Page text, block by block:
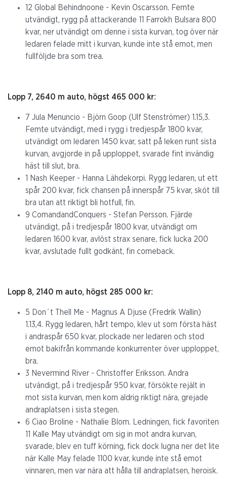
12 Global Behindnoone - Kevin Oscarsson. Femte
utvändigt, rygg på attackerande 11 Farrokh Bulsara 800
kvar, ner utvändigt om denne i sista kurvan, tog över när
ledaren felade mitt i kurvan, kunde inte stå emot, men
fullföljde bra som trea.
Lopp 7, 2640 m auto, högst 465 000 kr:
7 Jula Menuncio - Björn Goop (Ulf Stenströmer) 1.15,3.
Femte utvändigt, med i rygg i tredjespår 1800 kvar,
utvändigt om ledaren 1450 kvar, satt på leken runt sista
kurvan, avgjorde in på upploppet, svarade fint invändig
häst till slut, bra.
1 Nash Keeper - Hanna Lähdekorpi. Rygg ledaren, ut ett
spår 200 kvar, fick chansen på innerspår 75 kvar, sköt till
bra utan att riktigt bli hotfull, fin.
9 ComandandConquers - Stefan Persson. Fjärde
utvändigt, på i tredjespår 1800 kvar, utvändigt om
ledaren 1600 kvar, avlöst strax senare, fick lucka 200
kvar, avslutade fullt godkänt, fin comeback.
Lopp 8, 2140 m auto, högst 285 000 kr:
5 Don´t Thell Me - Magnus A Djuse (Fredrik Wallin)
1.13,4. Rygg ledaren, hårt tempo, klev ut som första häst
i andraspår 650 kvar, plockade ner ledaren och stod
emot bakifrån kommande konkurrenter över upploppet,
bra.
3 Nevermind River - Christoffer Eriksson. Andra
utvändigt, på i tredjespår 950 kvar, försökte rejält in
mot sista kurvan, men kom aldrig riktigt nära, grejade
andraplatsen i sista stegen.
6 Ciao Broline - Nathalie Blom. Ledningen, fick favoriten
11 Kalle May utvändigt om sig in mot andra kurvan,
svarade, blev en tuff körning, fick dock lugna ner det lite
när Kalle May felade 1100 kvar, kunde inte stå emot
vinnaren, men var nära att hålla till andraplatsen, heroisk.